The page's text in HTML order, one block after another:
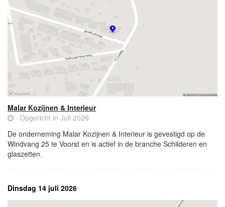
Malar Kozijnen & Interieur
Opgericht in Juli 2026
De onderneming Malar Kozijnen & Interieur is gevestigd op de
Windvang 25 te Voorst en is actief in de branche Schilderen en
glaszetten.
Dinsdag 14 juli 2026